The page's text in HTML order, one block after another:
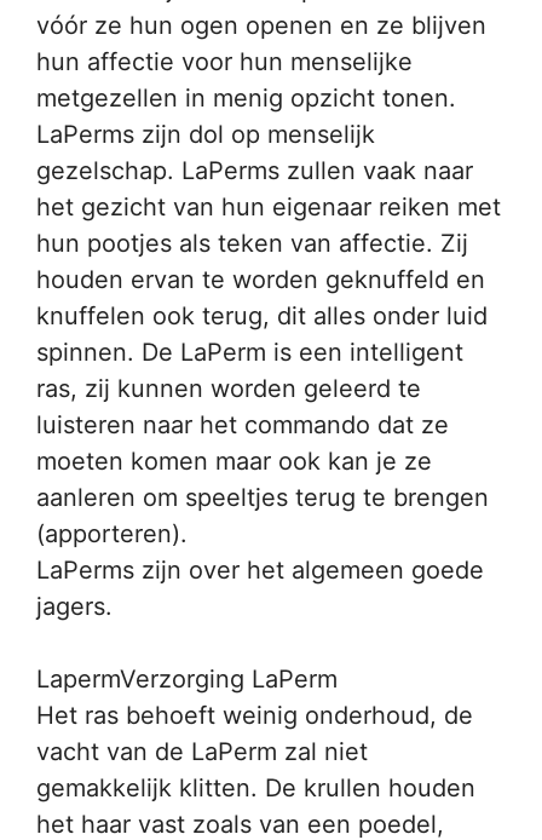
vóór ze hun ogen openen en ze blijven
hun affectie voor hun menselijke
metgezellen in menig opzicht tonen.
LaPerms zijn dol op menselijk
gezelschap. LaPerms zullen vaak naar
het gezicht van hun eigenaar reiken met
hun pootjes als teken van affectie. Zij
houden ervan te worden geknuffeld en
knuffelen ook terug, dit alles onder luid
spinnen. De LaPerm is een intelligent
ras, zij kunnen worden geleerd te
luisteren naar het commando dat ze
moeten komen maar ook kan je ze
aanleren om speeltjes terug te brengen
(apporteren).
LaPerms zijn over het algemeen goede
jagers.
LapermVerzorging LaPerm
Het ras behoeft weinig onderhoud, de
vacht van de LaPerm zal niet
gemakkelijk klitten. De krullen houden
het haar vast zoals van een poedel,